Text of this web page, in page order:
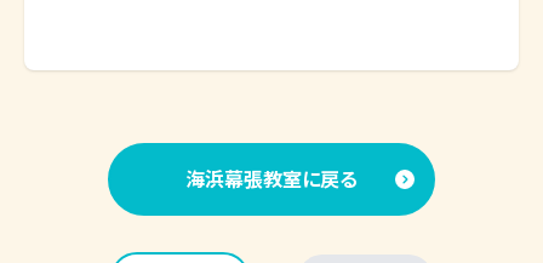
海浜幕張教室に戻る